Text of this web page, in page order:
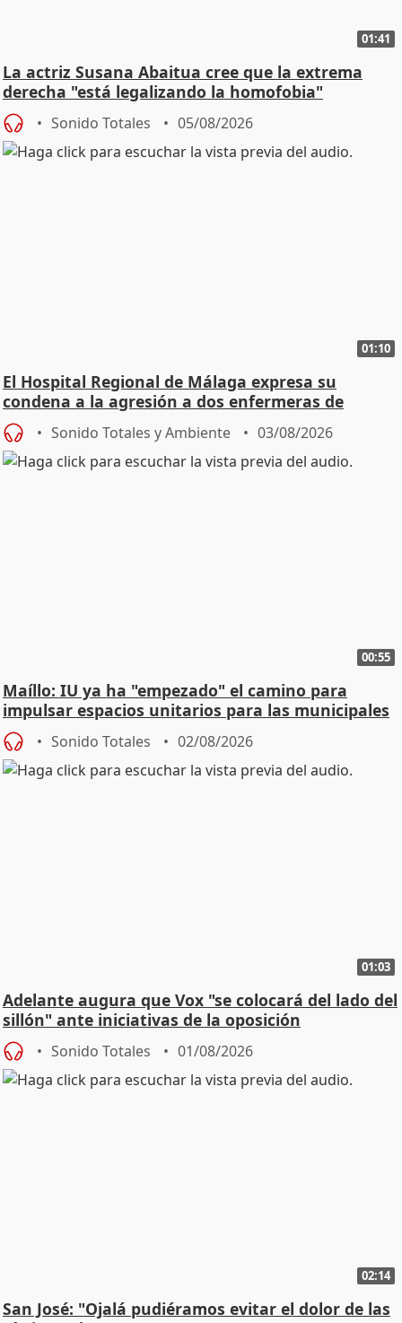
01:41
La actriz Susana Abaitua cree que la extrema
derecha "está legalizando la homofobia"
Sonido Totales 05/08/2026
01:10
El Hospital Regional de Málaga expresa su
condena a la agresión a dos enfermeras de
Urgencias
Sonido Totales y Ambiente 03/08/2026
00:55
Maíllo: IU ya ha "empezado" el camino para
impulsar espacios unitarios para las municipales
Sonido Totales 02/08/2026
01:03
Adelante augura que Vox "se colocará del lado del
sillón" ante iniciativas de la oposición
Sonido Totales 01/08/2026
02:14
San José: "Ojalá pudiéramos evitar el dolor de las